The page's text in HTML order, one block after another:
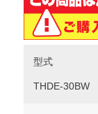
型式
THDE-30BW